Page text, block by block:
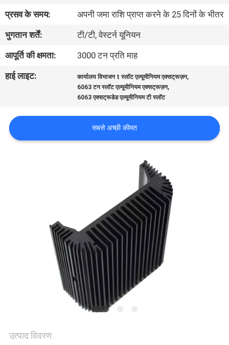
नियंत्रण
संपर्क
करें
एक
उद्धरण
PRIVACY
प्रसव के समय:
अपनी जमा राशि प्राप्त करने के 25 दिनों के भीतर
भुगतान शर्तें:
टी/टी, वेस्टर्न यूनियन
आपूर्ति की क्षमता:
3000 टन प्रति माह
हाई लाइट:
कार्यालय विभाजन t स्लॉट एल्यूमीनियम एक्सट्रूज़न,
6063 टन स्लॉट एल्यूमीनियम एक्सट्रूज़न,
6063 एक्सट्रूडेड एल्यूमीनियम टी स्लॉट
सबसे अच्छी कीमत
उत्पाद विवरण